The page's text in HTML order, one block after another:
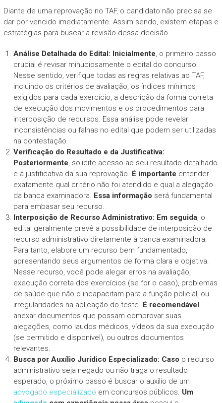
Diante de uma reprovação no TAF, o candidato não precisa se
dar por vencido imediatamente. Assim sendo, existem etapas e
estratégias para buscar a revisão dessa decisão.
Análise Detalhada do Edital: Inicialmente, o primeiro passo
crucial é revisar minuciosamente o edital do concurso.
Nesse sentido, verifique todas as regras relativas ao TAF,
incluindo os critérios de avaliação, os índices mínimos
exigidos para cada exercício, a descrição da forma correta
de execução dos movimentos e os procedimentos para
interposição de recursos. Essa análise pode revelar
inconsistências ou falhas no edital que podem ser utilizadas
na contestação.
Verificação do Resultado e da Justificativa:
Posteriormente, solicite acesso ao seu resultado detalhado
e à justificativa da sua reprovação. É importante entender
exatamente qual critério não foi atendido e qual a alegação
da banca examinadora. Essa informação será fundamental
para embasar seu recurso.
Interposição de Recurso Administrativo: Em seguida, o
edital geralmente prevê a possibilidade de interposição de
recurso administrativo diretamente à banca examinadora.
Para tanto, elabore um recurso bem fundamentado,
apresentando seus argumentos de forma clara e objetiva.
Nesse recurso, você pode alegar erros na avaliação,
execução correta dos exercícios (se for o caso), problemas
de saúde que não o incapacitam para a função policial, ou
irregularidades na aplicação do teste. É recomendável
anexar documentos que possam comprovar suas
alegações, como laudos médicos, vídeos da sua execução
(se permitido e disponível), ou outros documentos
relevantes.
Busca por Auxílio Jurídico Especializado: Caso o recurso
administrativo seja negado ou não traga o resultado
esperado, o próximo passo é buscar o auxílio de um
advogado especializado em concursos públicos. Um